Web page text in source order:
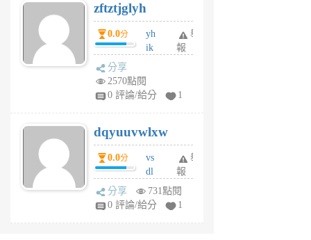
月
前
zftztjglyh
0.0分
yh
ik
tu
6
個
月
前
舉
報
分享
2570點閱
0 評論/給分
1
dqyuuvwlxw
0.0分
vs
dl
sq
fy
舉
報
分享
731點閱
0 評論/給分
1